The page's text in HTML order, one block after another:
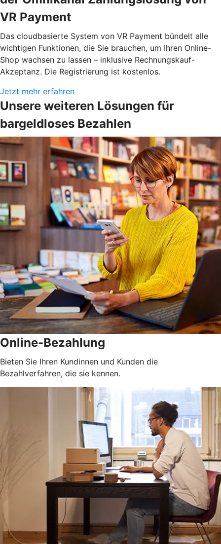
VR Payment
Das cloudbasierte System von VR Payment bündelt alle
wichtigen Funktionen, die Sie brauchen, um Ihren Online-
Shop wachsen zu lassen – inklusive Rechnungskauf-
Akzeptanz. Die Registrierung ist kostenlos.
Jetzt mehr erfahren
Unsere weiteren Lösungen für
bargeldloses Bezahlen
Online-Bezahlung
Bieten Sie Ihren Kundinnen und Kunden die
Bezahlverfahren, die sie kennen.